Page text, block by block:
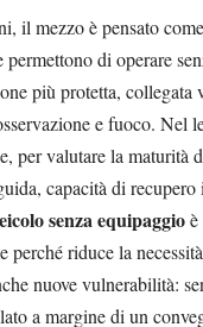
il mezzo è pensato
di operare
più protetta,
e fuoco. Nel
valutare la maturità
capacità di
senza equipaggio
riduce la
nuove vulnerabilità:
a margine di un